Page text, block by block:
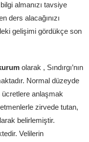
almanızı tavsiye
ders alacağınızı
gelişimi gördükçe son
olarak , Sındırgı’nın
Normal düzeyde
anlaşmak
zirvede tutan,
belirlemiştir.
Velilerin